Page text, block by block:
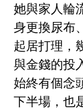
她與家人輪
身更換尿布
起居打理，
與金錢的投
始終有個念
下半場，也